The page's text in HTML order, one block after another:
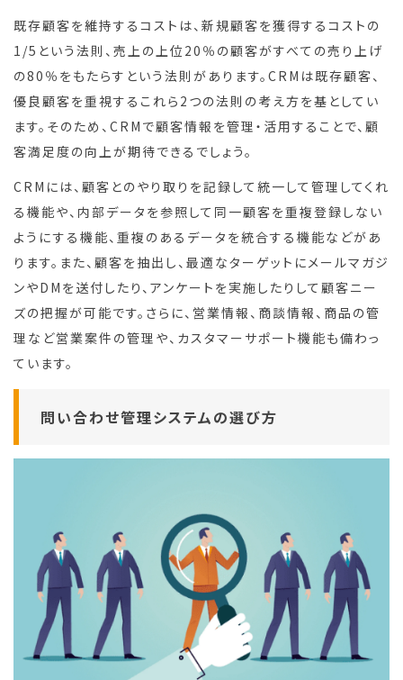
既存顧客を維持するコストは、新規顧客を獲得するコストの
1/5という法則、売上の上位20％の顧客がすべての売り上げ
の80％をもたらすという法則があります。CRMは既存顧客、
優良顧客を重視するこれら2つの法則の考え方を基としてい
ます。そのため、CRMで顧客情報を管理・活用することで、顧
客満足度の向上が期待できるでしょう。
CRMには、顧客とのやり取りを記録して統一して管理してくれ
る機能や、内部データを参照して同一顧客を重複登録しない
ようにする機能、重複のあるデータを統合する機能などがあ
ります。また、顧客を抽出し、最適なターゲットにメールマガジ
ンやDMを送付したり、アンケートを実施したりして顧客ニー
ズの把握が可能です。さらに、営業情報、商談情報、商品の管
理など営業案件の管理や、カスタマーサポート機能も備わっ
ています。
問い合わせ管理システムの選び方